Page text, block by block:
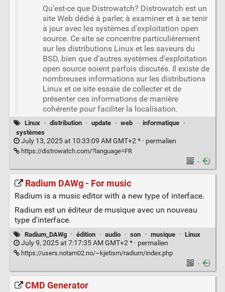
Qu'est-ce que Distrowatch? Distrowatch est un
site Web dédié à parler, à examiner et à se tenir
à jour avec les systèmes d'exploitation open
source. Ce site se concentre particulièrement
sur les distributions Linux et les saveurs du
BSD, bien que d'autres systèmes d'exploitation
open source soient parfois discutés. Il existe de
nombreuses informations sur les distributions
Linux et ce site essaie de collecter et de
présenter ces informations de manière
cohérente pour faciliter la localisation.
Linux · distribution · update · web · informatique
·
systèmes
July 13, 2025 at 10:33:09 AM GMT+2 * · permalien
https://distrowatch.com/?language=FR
·
Radium DAWg - For music
Radium is a music editor with a new type of interface.
Radium est un éditeur de musique avec un nouveau
type d'interface.
Radium_DAWg · édition · audio · son · musique · Linux
July 9, 2025 at 7:17:35 AM GMT+2 * · permalien
https://users.notam02.no/~kjetism/radium/index.php
·
CMD Generator